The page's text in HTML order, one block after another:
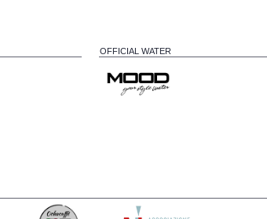
OFFICIAL WATER